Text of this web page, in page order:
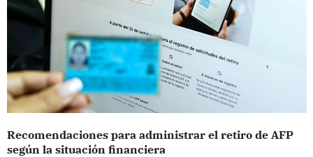
Recomendaciones para administrar el retiro de AFP
según la situación financiera